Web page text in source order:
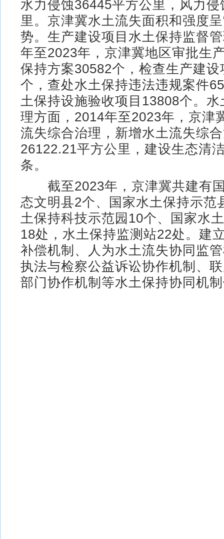
水力侵蚀36445平方公里，风力
里。京津冀水土流失面积和强度呈
势。生产建设项目水土保持监督
年至2023年，京津冀地区审批生
保持方案30582个，检查生产建
个，查处水土保持违法违规案件
土保持设施验收项目13808个。
理方面，2014年至2023年，京津
流失综合治理，新增水土流失综
26122.21平方公里，建设生态清
条。
截至2023年，京津冀共建有
态文明县2个、国家水土保持示范
土保持科技示范园10个、国家水
18处，水土保持监测站22处。建
补偿机制、人为水土流失协同监
执法与检察公益诉讼协作机制、
部门协作机制等水土保持协同机